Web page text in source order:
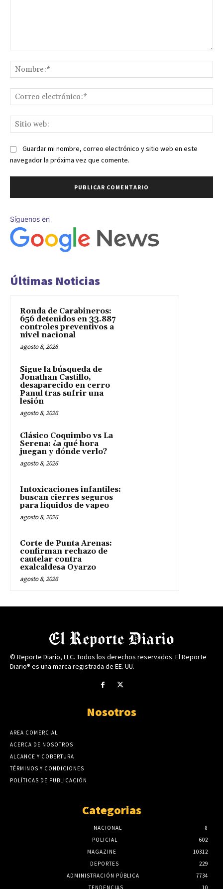
Guardar mi nombre, correo electrónico y sitio web en este
navegador la próxima vez que comente.
Síguenos en
Últimas Noticias
Ronda de Carabineros:
656 detenidos en 33.887
controles preventivos a
nivel nacional
agosto 8, 2026
Sigue la búsqueda de
Jonathan Castillo,
desaparecido en cerro
Panul tras sufrir una
lesión
agosto 8, 2026
Clásico Coquimbo vs La
Serena: ¿a qué hora
juegan y dónde verlo?
agosto 8, 2026
Intoxicaciones infantiles:
buscan cierres seguros
para líquidos de vapeo
agosto 8, 2026
Corte de Punta Arenas:
confirman rechazo de
cautelar contra
exalcaldesa Oyarzo
agosto 8, 2026
© Reporte Diario, LLC. Todos los derechos reservados. El Reporte
Diario® es una marca registrada de EE. UU.
Nosotros
AREA COMERCIAL
ACERCA DE NOSOTROS
ALCANCE Y COBERTURA
TÉRMINOS Y CONDICIONES
POLÍTICAS DE PUBLICACIÓN
Categorias
NACIONAL
8
POLICIAL
602
MAGAZINE
10312
DEPORTES
229
ADMINISTRACIÓN PÚBLICA
7734
TENDENCIAS
10